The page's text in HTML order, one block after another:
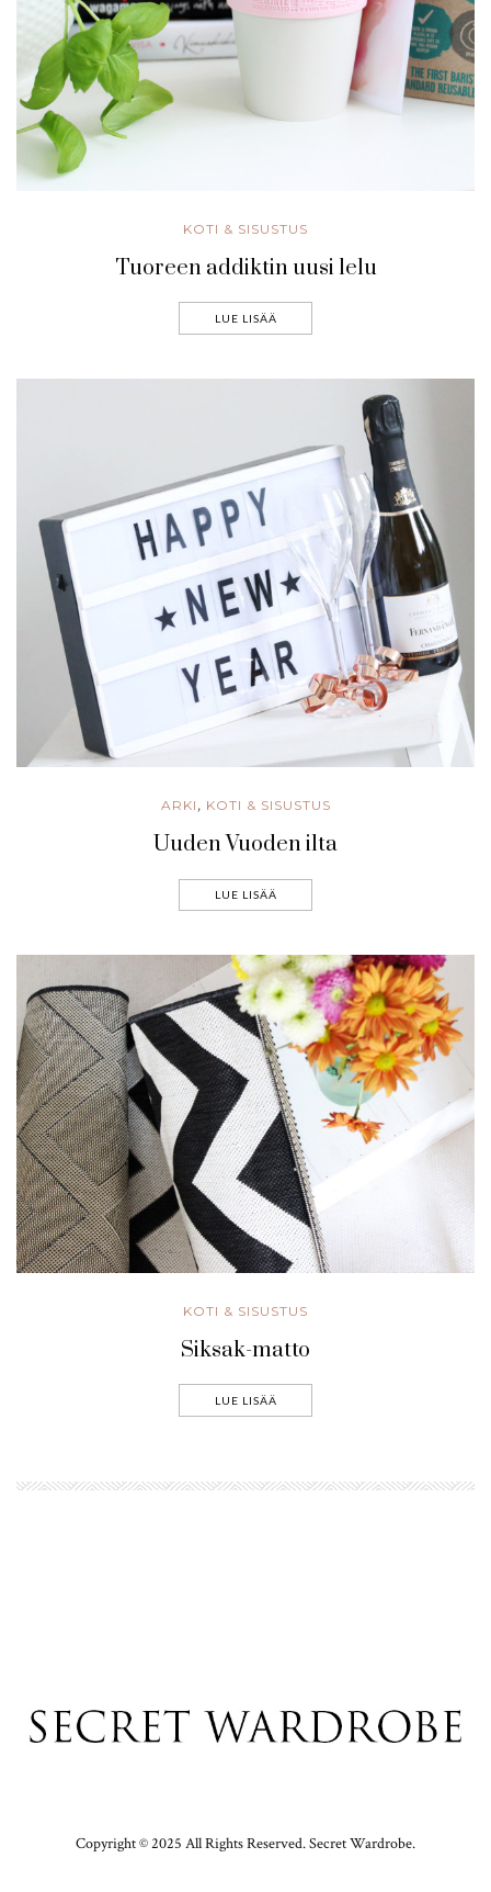
KOTI & SISUSTUS
Tuoreen addiktin uusi lelu
LUE LISÄÄ
ARKI , KOTI & SISUSTUS
Uuden Vuoden ilta
LUE LISÄÄ
KOTI & SISUSTUS
Siksak-matto
LUE LISÄÄ
Copyright © 2025 All Rights Reserved. Secret Wardrobe.